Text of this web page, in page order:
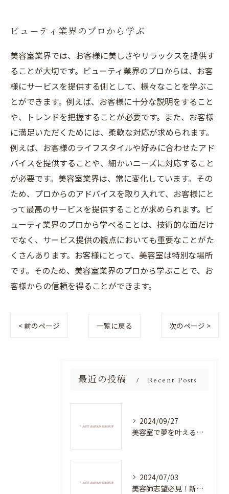
ビューティ業界のプロから学ぶ
美容室業界では、お客様に美しさやリラックスを提供す
ることが大切です。ビューティ業界のプロからは、お客
様にサービスを提供する側として、様々なことを学ぶこ
とができます。例えば、お客様に十分な説明をすること
や、トレンドを把握することが必要です。また、お客様
に満足いただくためには、柔軟な対応が求められます。
例えば、お客様のライフスタイルや好みに合わせたアド
バイスを提供することや、細かいニーズに対応すること
が必要です。美容室業界は、常に変化しています。その
ため、プロからのアドバイスを取り入れて、お客様にと
って最高のサービスを提供することが求められます。ビ
ューティ業界のプロから学べることは、技術的な面だけ
でなく、サービス提供の観点においても重要なことがた
くさんあります。お客様にとって、美容室は特別な場所
です。そのため、美容室業界のプロから学ぶことで、お
客様からの信頼を得ることができます。
< 前のページ 一覧に戻る 次のページ >
最近の投稿 Recent Posts
2024/09/27
美容室で夢を叶える！自分を磨く新たなチャンス
2024/07/03
美容師志望必見！新たな価値を創造する美容室でハイレベルな技術を学べる環境